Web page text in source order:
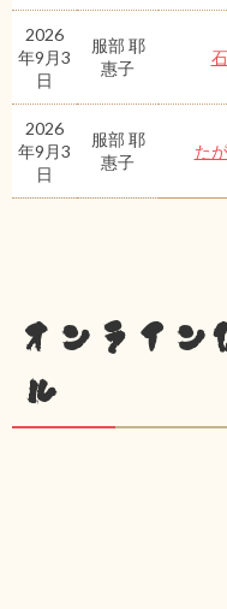
2026
年9月3
日
服部 耶
惠子
2026
年9月3
日
服部 耶
惠子
た
オンライン
ル